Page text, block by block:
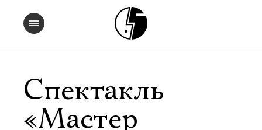
Спектакль
«Мастер